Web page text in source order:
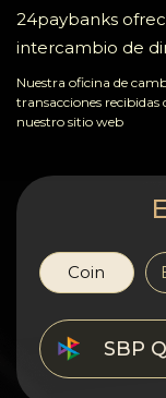
Reseñas
Reglas
AML/
Wiki
FAQ
24paybanks
intercambio de
Nuestra oficina de
transacciones recibidas
nuestro sitio web
Coin
SBP